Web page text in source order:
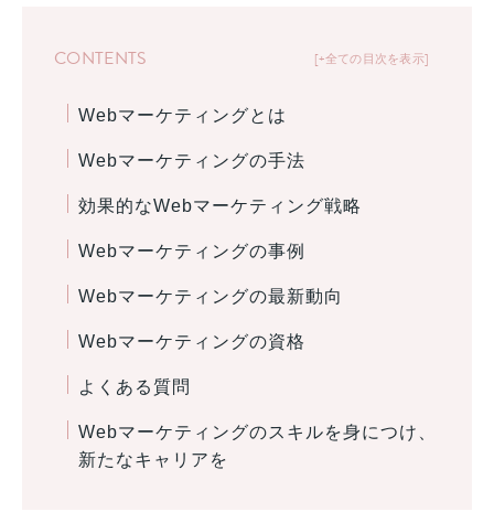
+全ての目次を表示
CONTENTS
Webマーケティングとは
Webマーケティングの手法
効果的なWebマーケティング戦略
Webマーケティングの事例
Webマーケティングの最新動向
Webマーケティングの資格
よくある質問
Webマーケティングのスキルを身につけ、
新たなキャリアを